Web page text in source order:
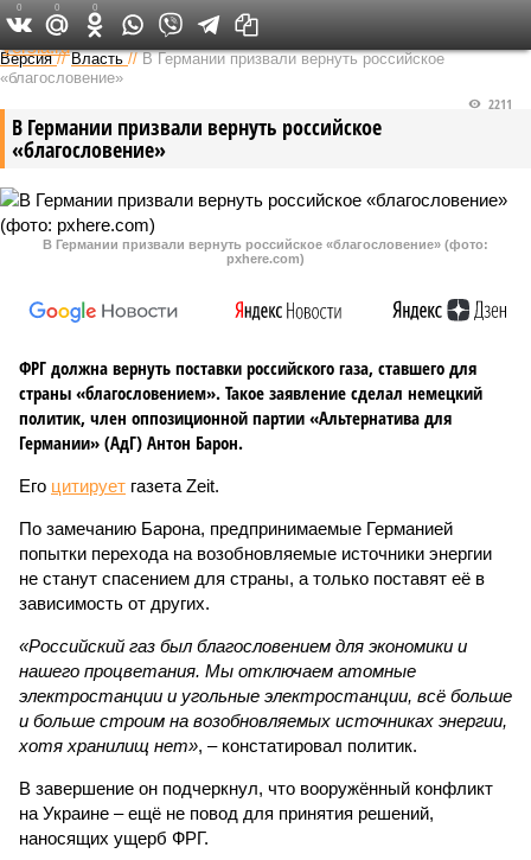
Федеральный выпуск
Версия //Власть //В Германии призвали вернуть российское
«благословение»
В Германии призвали вернуть российское
«благословение»
2211
В Германии призвали вернуть российское «благословение» (фото:
pxhere.com)
ФРГ должна вернуть поставки российского газа, ставшего для
страны «благословением». Такое заявление сделал немецкий
политик, член оппозиционной партии «Альтернатива для
Германии» (АдГ) Антон Барон.
Его цитирует газета Zeit.
По замечанию Барона, предпринимаемые Германией
попытки перехода на возобновляемые источники энергии
не станут спасением для страны, а только поставят её в
зависимость от других.
«Российский газ был благословением для экономики и
нашего процветания. Мы отключаем атомные
электростанции и угольные электростанции, всё больше
и больше строим на возобновляемых источниках энергии,
хотя хранилищ нет», – констатировал политик.
В завершение он подчеркнул, что вооружённый конфликт
на Украине – ещё не повод для принятия решений,
наносящих ущерб ФРГ.
0 0 0